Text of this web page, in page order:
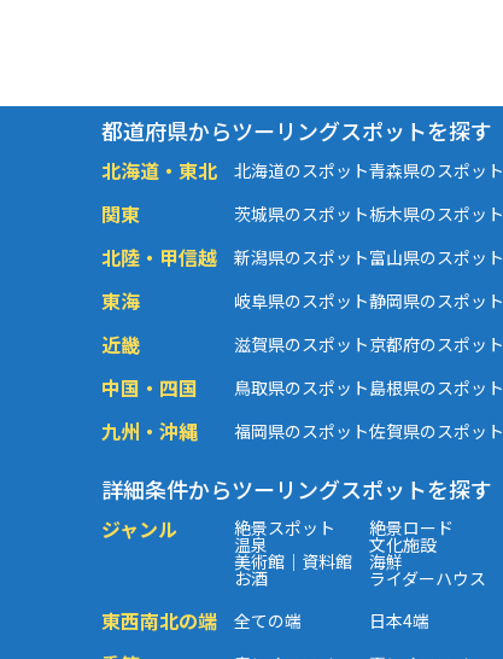
都道府県からツーリングスポットを探す
北海道・東北 北海道のスポット青森県のスポット
関東 茨城県のスポット栃木県のスポット
北陸・甲信越 新潟県のスポット富山県のスポット
東海 岐阜県のスポット静岡県のスポット
近畿 滋賀県のスポット京都府のスポット
中国・四国 鳥取県のスポット島根県のスポット
九州・沖縄 福岡県のスポット佐賀県のスポット
詳細条件からツーリングスポットを探す
ジャンル 絶景スポット 絶景ロード
温泉 文化施設
美術館｜資料館 海鮮
お酒 ライダーハウス
東西南北の端 全ての端 日本4端